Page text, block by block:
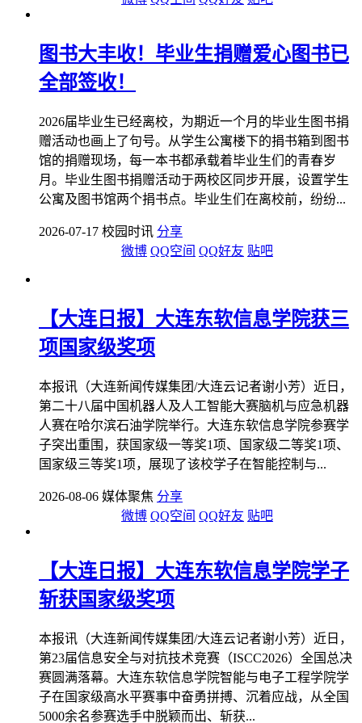
图书大丰收！毕业生捐赠爱心图书已
全部签收！
2026届毕业生已经离校，为期近一个月的毕业生图书捐
赠活动也画上了句号。从学生公寓楼下的捐书箱到图书
馆的捐赠现场，每一本书都承载着毕业生们的青春岁
月。毕业生图书捐赠活动于两校区同步开展，设置学生
公寓及图书馆两个捐书点。毕业生们在离校前，纷纷...
2026-07-17 校园时讯 分享
微博 QQ空间 QQ好友 贴吧
【大连日报】大连东软信息学院获三
项国家级奖项
本报讯（大连新闻传媒集团/大连云记者谢小芳）近日，
第二十八届中国机器人及人工智能大赛脑机与应急机器
人赛在哈尔滨石油学院举行。大连东软信息学院参赛学
子突出重围，获国家级一等奖1项、国家级二等奖1项、
国家级三等奖1项，展现了该校学子在智能控制与...
2026-08-06 媒体聚焦 分享
微博 QQ空间 QQ好友 贴吧
【大连日报】大连东软信息学院学子
斩获国家级奖项
本报讯（大连新闻传媒集团/大连云记者谢小芳）近日，
第23届信息安全与对抗技术竞赛（ISCC2026）全国总决
赛圆满落幕。大连东软信息学院智能与电子工程学院学
子在国家级高水平赛事中奋勇拼搏、沉着应战，从全国
5000余名参赛选手中脱颖而出、斩获...